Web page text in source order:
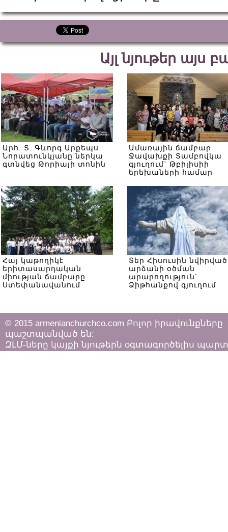
Այլ նյութեր այս
Արհ. Տ. Գևորգ Արքեպս.
Նորատունկյանը ներկա
գտնվեց Թորիայի տոնին
Ամառային ճամբար
Ջավախքի Տամբովկա
գյուղում` Թբիլիսիի
երեխաների համար
Հայ կաթողիկէ
երիտասարդական
միության ճամբարը
Ստեփանավանում
Տեր Հիսուսին նվիրված
արձանի օծման
արարողություն`
Ձիթհանքով գյուղում
© 2015 armenianchurchco.com Բոլոր իրավունքները
պաշտպանված են:
ԶԼՄ-ները կայքի նյութերն օգտագործելիս